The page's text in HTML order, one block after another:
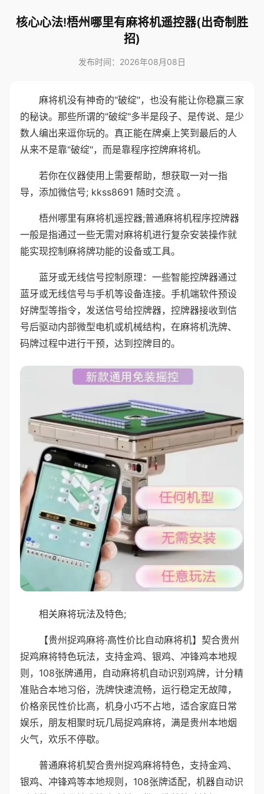
核心心法!梧州哪里有麻将机遥控器(出奇制胜
招)
发布时间：2026年08月08日
麻将机没有神奇的"破绽"，也没有能让你稳赢三家
的秘诀。那些所谓的"破绽"多半是段子、是传说、是少
数人编出来逗你玩的。真正能在牌桌上笑到最后的人
从来不是靠"破绽"，而是靠程序控牌麻将机。
若你在仪器使用上需要帮助，想获取一对一指
导，添加微信号; kkss8691 随时交流 。
梧州哪里有麻将机遥控器;普通麻将机程序控牌器
一般是指通过一些无需对麻将机进行复杂安装操作就
能实现控制麻将牌功能的设备或工具。
蓝牙或无线信号控制原理：一些智能控牌器通过
蓝牙或无线信号与手机等设备连接。手机端软件预设
好牌型等指令，发送信号给控牌器，控牌器接收到信
号后驱动内部微型电机或机械结构，在麻将机洗牌、
码牌过程中进行干预，达到控牌目的。
相关麻将玩法及特色;
【贵州捉鸡麻将·高性价比自动麻将机】契合贵州
捉鸡麻将特色玩法，支持金鸡、银鸡、冲锋鸡本地规
则，108张牌通用，自动麻将机自动识别鸡牌，计分精
准贴合本地习俗，洗牌快速流畅，运行稳定无故障，
价格亲民性价比高，机身小巧不占地，适合家庭日常
娱乐，朋友相聚时玩几局捉鸡麻将，满是贵州本地烟
火气，欢乐不停歇。
普通麻将机契合贵州捉鸡麻将特色，支持金鸡、
银鸡、冲锋鸡等本地规则，108张牌适配，机器自动识